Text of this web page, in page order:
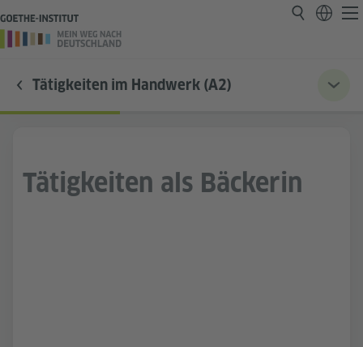
Tätigkeiten im Handwerk (A2)
Tätigkeiten als Bäckerin